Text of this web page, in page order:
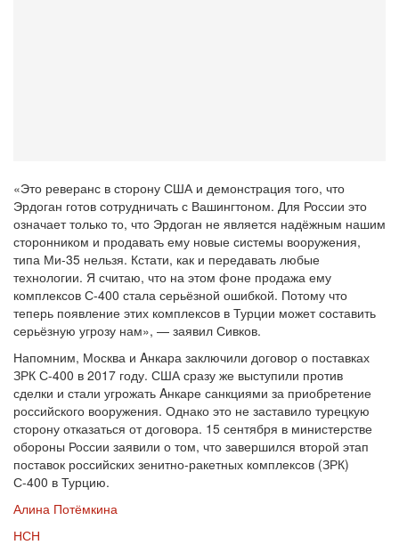
«Это реверанс в сторону США и демонстрация того, что
Эрдоган готов сотрудничать с Вашингтоном. Для России это
означает только то, что Эрдоган не является надёжным нашим
сторонником и продавать ему новые системы вооружения,
типа Ми-35 нельзя. Кстати, как и передавать любые
технологии. Я считаю, что на этом фоне продажа ему
комплексов С-400 стала серьёзной ошибкой. Потому что
теперь появление этих комплексов в Турции может составить
серьёзную угрозу нам», — заявил Сивков.
Напомним, Москва и Aнкара заключили договор о поставках
ЗРК С-400 в 2017 году. США сразу же выступили против
сделки и стали угрожать Aнкаре санкциями за приобретение
российского вооружения. Однако это не заставило турецкую
сторону отказаться от договора. 15 сентября в министерстве
обороны России заявили о том, что завершился второй этап
поставок российских зенитно-ракетных комплексов (ЗРК)
С-400 в Турцию.
Алина Потёмкина
НСН